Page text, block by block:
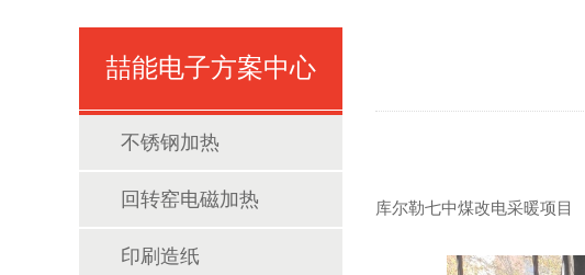
库尔勒七中煤改电采暖项目
喆能电子方案中心
不锈钢加热
回转窑电磁加热
印刷造纸